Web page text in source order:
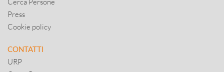
Press
Cookie policy
CONTATTI
URP